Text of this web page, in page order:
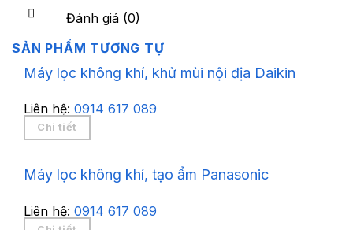
Đánh giá (0)
SẢN PHẨM TƯƠNG TỰ
Máy lọc không khí, khử mùi nội địa Daikin
Liên hệ: 0914 617 089
Chi tiết
Máy lọc không khí, tạo ẩm Panasonic
Liên hệ: 0914 617 089